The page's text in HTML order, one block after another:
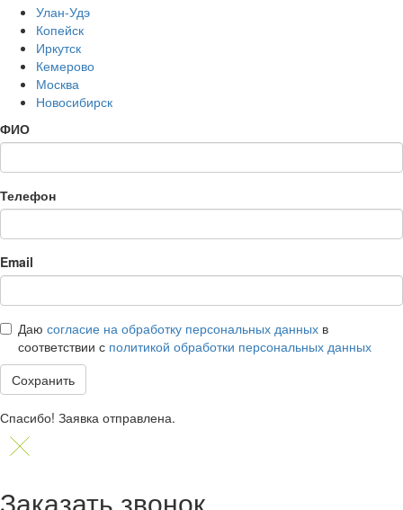
Улан-Удэ
Копейск
Иркутск
Кемерово
Москва
Новосибирск
ФИО
Телефон
Email
Даю согласие на обработку персональных данных в
соответствии с политикой обработки персональных данных
Сохранить
Спасибо! Заявка отправлена.